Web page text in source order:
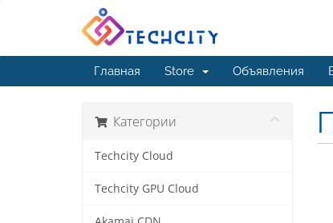
Главная Store Объявления
Категории
Techcity Cloud
Techcity GPU Cloud